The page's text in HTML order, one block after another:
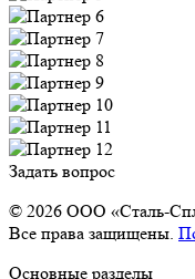
Задать вопрос
© 2026 OOO «Сталь-
Все права защищены.
Основные разделы